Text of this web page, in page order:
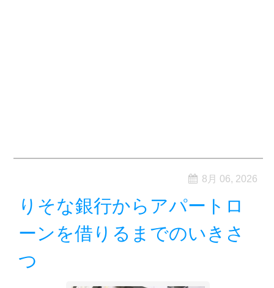
8月 06, 2026
りそな銀行からアパートロ
ーンを借りるまでのいきさ
つ